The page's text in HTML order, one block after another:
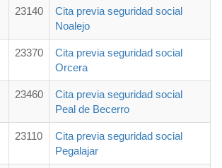
23140
Cita previa seguridad social
Noalejo
23370
Cita previa seguridad social
Orcera
23460
Cita previa seguridad social
Peal de Becerro
23110
Cita previa seguridad social
Pegalajar